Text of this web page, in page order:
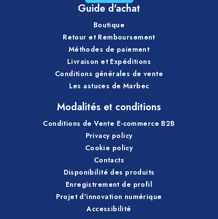
Guide d'achat
Boutique
Retour et Remboursement
Méthodes de paiement
Livraison et Expéditions
Conditions générales de vente
Les astuces de Marbec
Modalités et conditions
Conditions de Vente E-commerce B2B
Privacy policy
Cookie policy
Contacts
Disponibilité des produits
Enregistrement de profil
Projet d'innovation numérique
Accessibilité